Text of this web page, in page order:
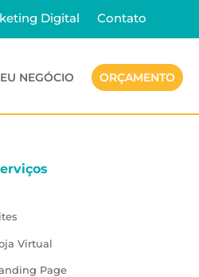
Digital Contato
NEGÓCIO ORÇAMENTO
Virtual
Page